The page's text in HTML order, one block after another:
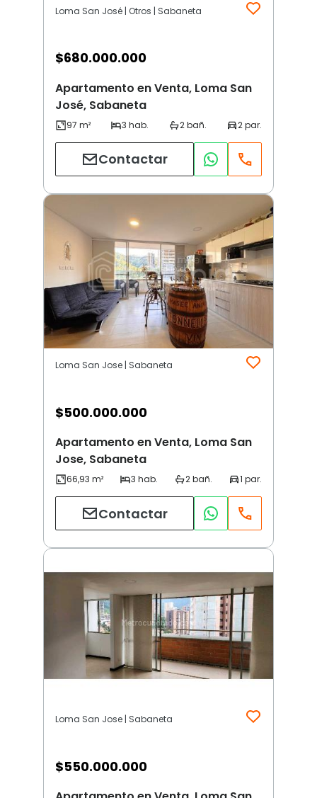
Loma San José | Otros | Sabaneta
$680.000.000
Apartamento en Venta, Loma San
José, Sabaneta
Contactar
Loma San Jose | Sabaneta
$500.000.000
Apartamento en Venta, Loma San
Jose, Sabaneta
Contactar
Loma San Jose | Sabaneta
$550.000.000